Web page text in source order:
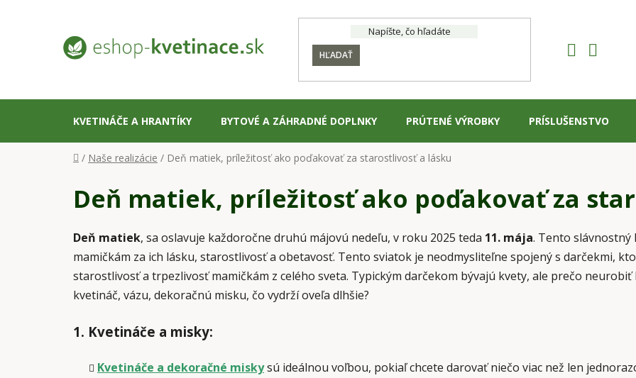
HĽADAŤ
KVETINÁČE A HRANTÍKY BYTOVÉ A ZÁHRADNÉ DOPLNKY PRÚTENÉ VÝROBKY PRÍSLUŠENSTVO
Domov
/ Naše realizácie / Deň matiek, príležitosť ako poďakovať za starostlivosť a lásku
Deň matiek, príležitosť ako poďakovať za
Deň matiek, sa oslavuje každoročne druhú májovú nedeľu, v roku 2025 teda 11. mája. Tento
mamičkám za ich lásku, starostlivosť a obetavosť. Tento sviatok je neodmysliteľne spojený s darčekmi,
starostlivosť a trpezlivosť mamičkám z celého sveta. Typickým darčekom bývajú kvety, ale prečo
kvetináč, vázu, dekoračnú misku, čo vydrží oveľa dlhšie?
1. Kvetináče a misky:
Kvetináče a dekoračné miskysú ideálnou voľbou, pokiaľ chcete darovať niečo viac než len